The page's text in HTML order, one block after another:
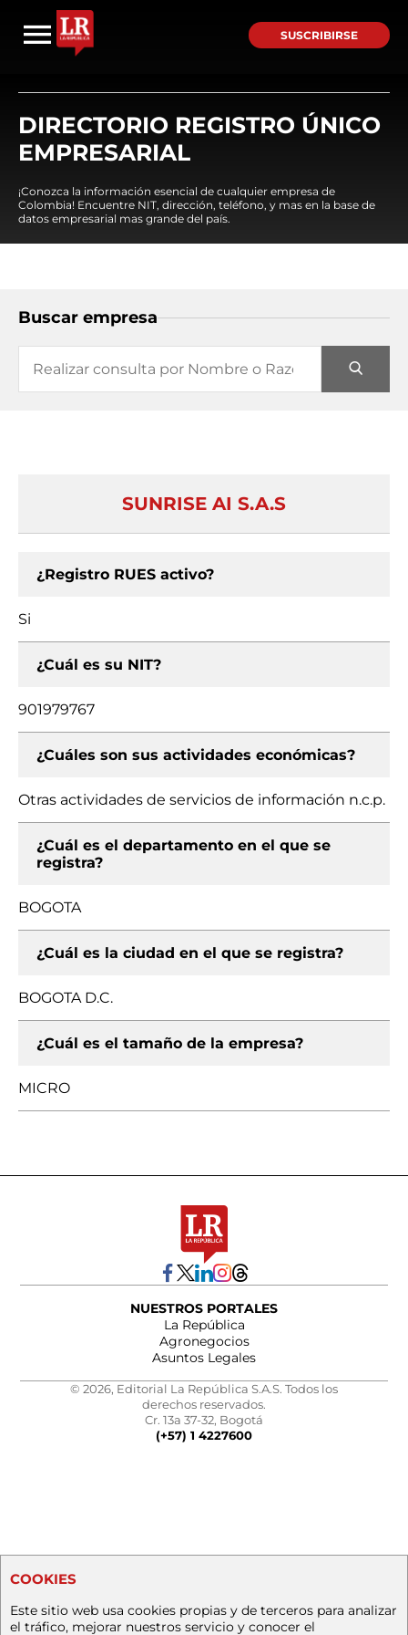
SUSCRIBIRSE
DIRECTORIO REGISTRO ÚNICO
EMPRESARIAL
¡Conozca la información esencial de cualquier empresa de
Colombia! Encuentre NIT, dirección, teléfono, y mas en la base de
datos empresarial mas grande del país.
Buscar empresa
SUNRISE AI S.A.S
¿Registro RUES activo?
Si
¿Cuál es su NIT?
901979767
¿Cuáles son sus actividades económicas?
Otras actividades de servicios de información n.c.p.
¿Cuál es el departamento en el que se
registra?
BOGOTA
¿Cuál es la ciudad en el que se registra?
BOGOTA D.C.
¿Cuál es el tamaño de la empresa?
MICRO
NUESTROS PORTALES
La República
Agronegocios
Asuntos Legales
© 2026, Editorial La República S.A.S. Todos los
derechos reservados.
Cr. 13a 37-32, Bogotá
(+57) 1 4227600
COOKIES
Este sitio web usa cookies propias y de terceros para analizar
el tráfico, mejorar nuestros servicio y conocer el